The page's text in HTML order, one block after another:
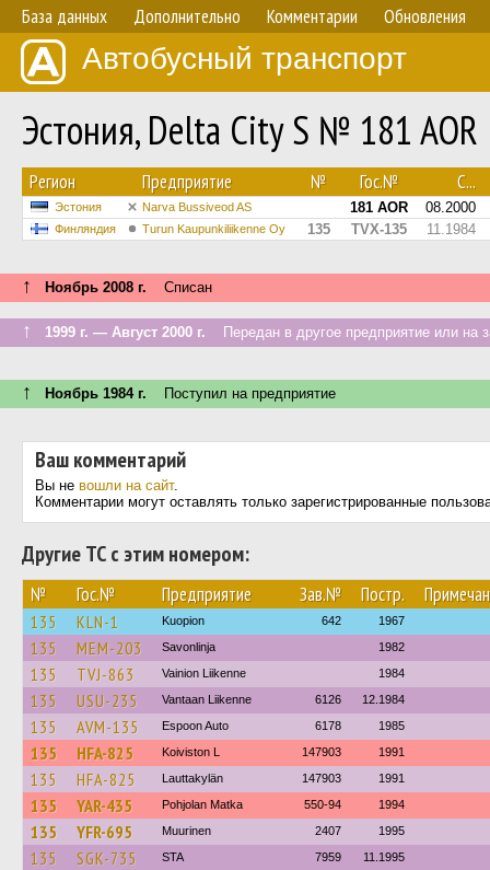
База данных Дополнительно Комментарии Обновления
Автобусный транспорт
Эстония, Delta City S № 181 AOR
Регион Предприятие № Гос.№ С...
Эстония Narva Bussiveod AS 181 AOR 08.2000
Финляндия Turun Kaupunkiliikenne Oy 135 TVX-135 11.1984
↑ Ноябрь 2008 г. Списан
↑ 1999 г. — Август 2000 г. Передан в другое предприятие или на
↑ Ноябрь 1984 г. Поступил на предприятие
Ваш комментарий
Вы не вошли на сайт.
Комментарии могут оставлять только зарегистрированные
Другие ТС с этим номером:
№ Гос.№ Предприятие Зав.№ Постр.
135 KLN-1 Kuopion 642 1967
135 MEM-203 Savonlinja 1982
135 TVJ-863 Vainion Liikenne 1984
135 USU-235 Vantaan Liikenne 6126 12.1984
135 AVM-135 Espoon Auto 6178 1985
135 HFA-825 Koiviston L 147903 1991
135 HFA-825 Lauttakylän 147903 1991
135 YAR-435 Pohjolan Matka 550-94 1994
135 YFR-695 Muurinen 2407 1995
135 SGK-735 STA 7959 11.1995